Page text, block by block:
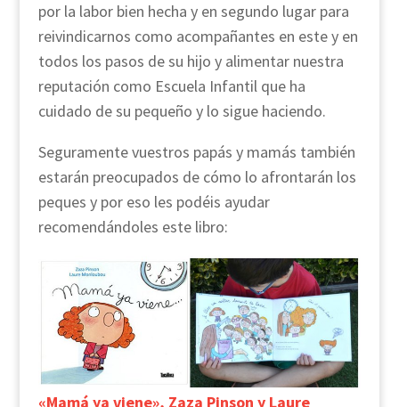
por la labor bien hecha y en segundo lugar para
reivindicarnos como acompañantes en este y en
todos los pasos de su hijo y alimentar nuestra
reputación como Escuela Infantil que ha
cuidado de su pequeño y lo sigue haciendo.
Seguramente vuestros papás y mamás también
estarán preocupados de cómo lo afrontarán los
peques y por eso les podéis ayudar
recomendándoles este libro:
«Mamá ya viene», Zaza Pinson y Laure